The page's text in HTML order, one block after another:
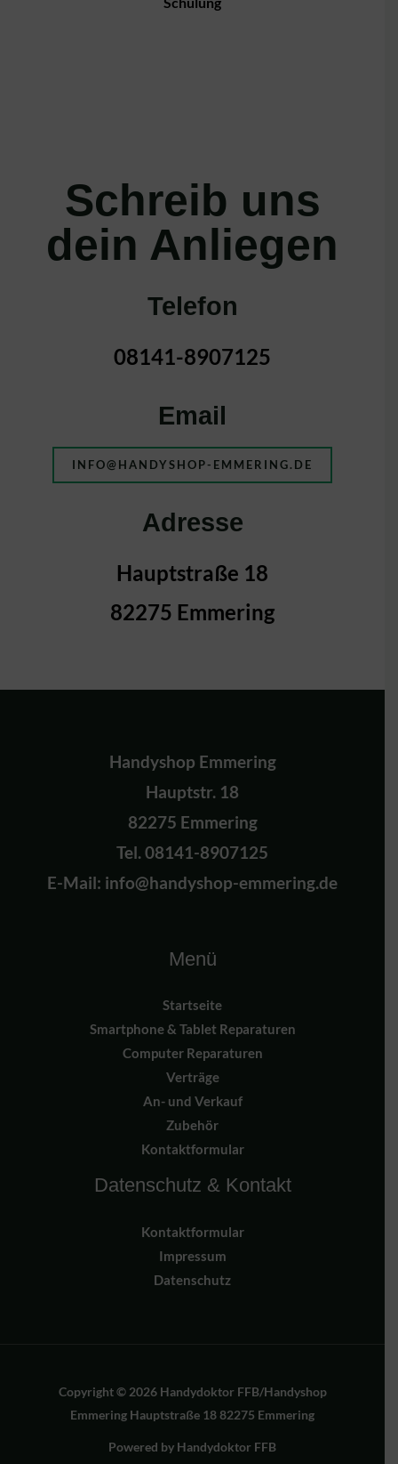
Schreib uns
dein Anliegen
Telefon
08141-8907125
Email
INFO@HANDYSHOP-EMMERING.DE
Adresse
Hauptstraße 18
82275 Emmering
Handyshop Emmering
Hauptstr. 18
82275 Emmering
Tel. 08141-8907125
E-Mail: info@handyshop-emmering.de
Menü
Startseite
Smartphone & Tablet Reparaturen
Computer Reparaturen
Verträge
An- und Verkauf
Zubehör
Kontaktformular
Datenschutz & Kontakt
Kontaktformular
Impressum
Datenschutz
Copyright © 2026 Handydoktor FFB/Handyshop
Emmering Hauptstraße 18 82275 Emmering
Powered by Handydoktor FFB